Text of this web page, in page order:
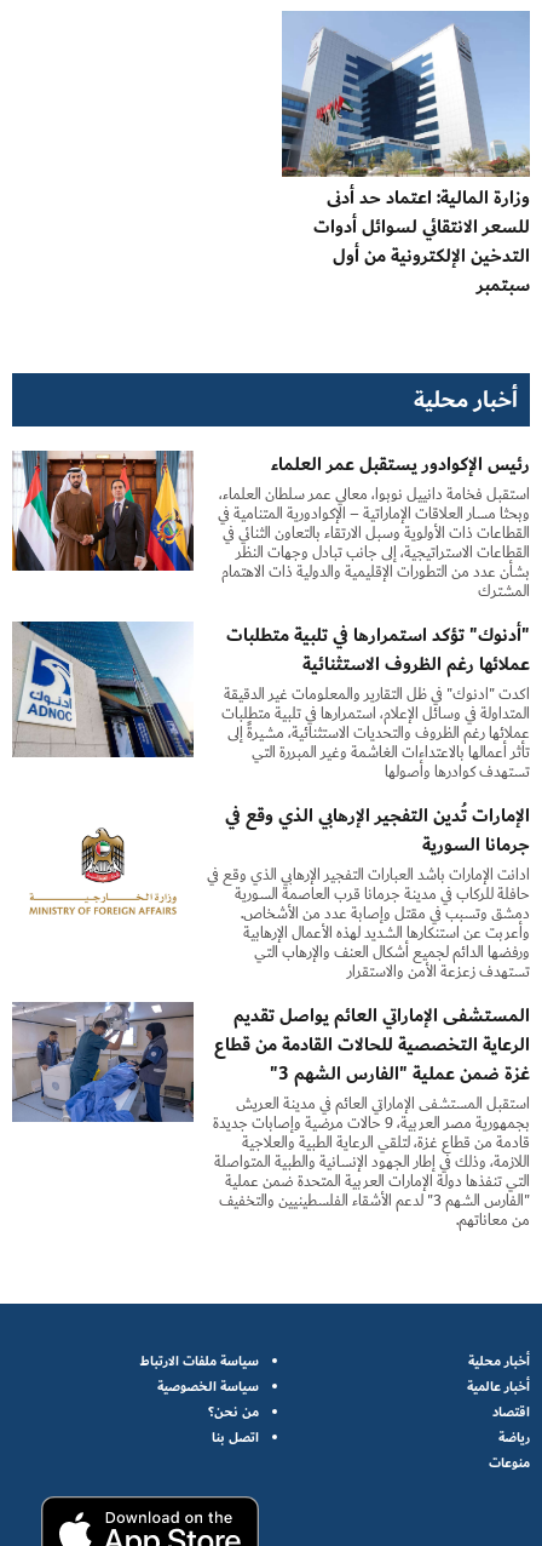
وزارة المالية: اعتماد حد أدنى
للسعر الانتقائي لسوائل أدوات
التدخين الإلكترونية من أول
سبتمبر
أخبار محلية
رئيس الإكوادور يستقبل عمر العلماء
استقبل فخامة دانييل نوبوا، معالي عمر سلطان العلماء،
وبحثا مسار العلاقات الإماراتية – الإكوادورية المتنامية في
القطاعات ذات الأولوية وسبل الارتقاء بالتعاون الثنائي في
القطاعات الاستراتيجية، إلى جانب تبادل وجهات النظر
بشأن عدد من التطورات الإقليمية والدولية ذات الاهتمام
المشترك
"أدنوك" تؤكد استمرارها في تلبية متطلبات
عملائها رغم الظروف الاستثنائية
أكدت "أدنوك" في ظل التقارير والمعلومات غير الدقيقة
المتداولة في وسائل الإعلام، استمرارها في تلبية متطلبات
عملائها رغم الظروف والتحديات الاستثنائية، مشيرةً إلى
تأثر أعمالها بالاعتداءات الغاشمة وغير المبررة التي
تستهدف كوادرها وأصولها
الإمارات تُدين التفجير الإرهابي الذي وقع في
جرمانا السورية
أدانت الإمارات بأشد العبارات التفجير الإرهابي الذي وقع في
حافلة للركاب في مدينة جرمانا قرب العاصمة السورية
دمشق وتسبب في مقتل وإصابة عدد من الأشخاص.
وأعربت عن استنكارها الشديد لهذه الأعمال الإرهابية
ورفضها الدائم لجميع أشكال العنف والإرهاب التي
تستهدف زعزعة الأمن والاستقرار
المستشفى الإماراتي العائم يواصل تقديم
الرعاية التخصصية للحالات القادمة من قطاع
غزة ضمن عملية "الفارس الشهم 3"
استقبل المستشفى الإماراتي العائم في مدينة العريش
بجمهورية مصر العربية، 9 حالات مرضية وإصابات جديدة
قادمة من قطاع غزة، لتلقي الرعاية الطبية والعلاجية
اللازمة، وذلك في إطار الجهود الإنسانية والطبية المتواصلة
التي تنفذها دولة الإمارات العربية المتحدة ضمن عملية
"الفارس الشهم 3" لدعم الأشقاء الفلسطينيين والتخفيف
من معاناتهم.
أخبار محلية
أخبار عالمية
اقتصاد
رياضة
منوعات
سياسة ملفات الارتباط
سياسة الخصوصية
من نحن؟
اتصل بنا